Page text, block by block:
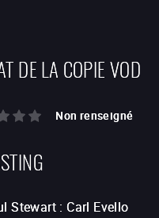
DE LA COPIE VOD
Non renseigné
Stewart :Carl Evello